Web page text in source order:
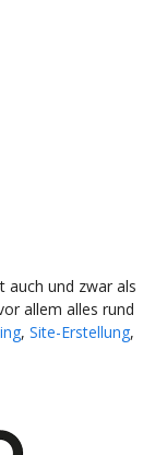
auch und zwar als
allem alles rund
, Site-Erstellung,